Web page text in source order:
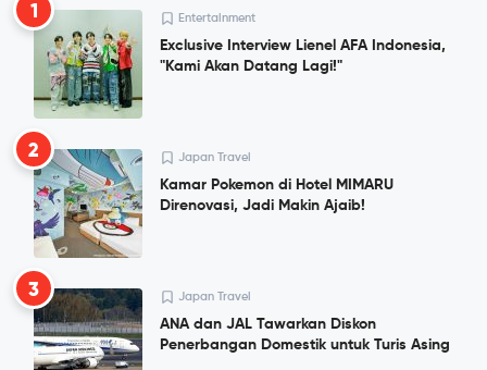
1 Entertainment
Exclusive Interview Lienel AFA Indonesia,
"Kami Akan Datang Lagi!"
2 Japan Travel
Kamar Pokemon di Hotel MIMARU
Direnovasi, Jadi Makin Ajaib!
3 Japan Travel
ANA dan JAL Tawarkan Diskon
Penerbangan Domestik untuk Turis Asing